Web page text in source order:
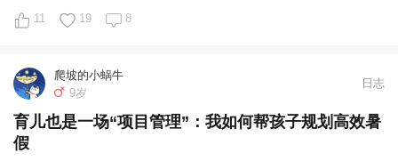
11 19 8
爬坡的小蜗牛
9岁
日志
育儿也是一场“项目管理”：我如何帮孩子规划高效暑
假